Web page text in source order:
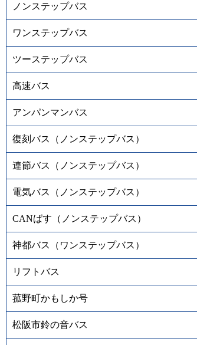
ノンステップバス
ワンステップバス
ツーステップバス
高速バス
アンパンマンバス
復刻バス（ノンステップバス）
連節バス（ノンステップバス）
電気バス（ノンステップバス）
CANばす（ノンステップバス）
神都バス（ワンステップバス）
リフトバス
菰野町かもしか号
松阪市鈴の音バス